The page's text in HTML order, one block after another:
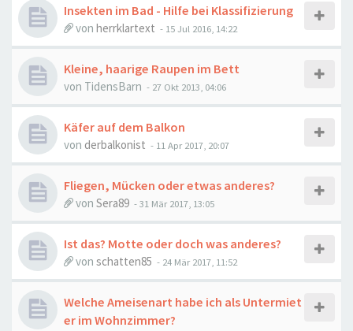
Insekten im Bad - Hilfe bei Klassifizierung
von herrklartext - 15 Jul 2016, 14:22
Kleine, haarige Raupen im Bett
von TidensBarn - 27 Okt 2013, 04:06
Käfer auf dem Balkon
von derbalkonist - 11 Apr 2017, 20:07
Fliegen, Mücken oder etwas anderes?
von Sera89 -31 Mär 2017, 13:05
Ist das? Motte oder doch was anderes?
von schatten85 - 24 Mär 2017, 11:52
Welche Ameisenart habe ich als Untermiet
er im Wohnzimmer?